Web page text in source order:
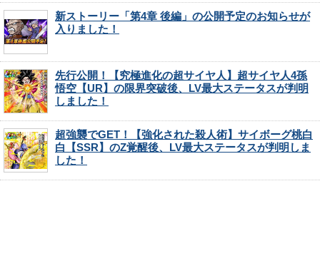
新ストーリー「第4章 後編」の公開予定のお知らせが
入りました！
先行公開！【究極進化の超サイヤ人】超サイヤ人4孫
悟空【UR】の限界突破後、LV最大ステータスが判明
しました！
超強襲でGET！【強化された殺人術】サイボーグ桃白
白【SSR】のZ覚醒後、LV最大ステータスが判明しま
した！